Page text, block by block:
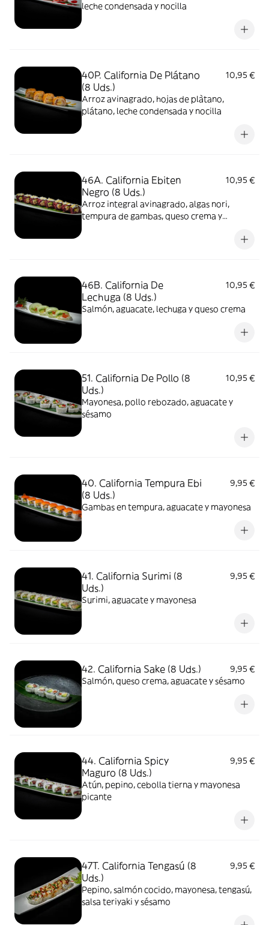
leche condensada y nocilla
40P. California De Plátano
(8 Uds.)
10,95 €
Arroz avinagrado, hojas de plàtano,
plátano, leche condensada y nocilla
46A. California Ebiten
Negro (8 Uds.)
10,95 €
Arroz integral avinagrado, algas nori,
tempura de gambas, queso crema y
46B. California De
Lechuga (8 Uds.)
10,95 €
Salmón, aguacate, lechuga y queso crema
51. California De Pollo (8
Uds.)
10,95 €
Mayonesa, pollo rebozado, aguacate y
sésamo
40. California Tempura Ebi
(8 Uds.)
9,95 €
Gambas en tempura, aguacate y mayonesa
41. California Surimi (8
Uds.)
9,95 €
Surimi, aguacate y mayonesa
42. California Sake (8 Uds.)
9,95 €
Salmón, queso crema, aguacate y sésamo
44. California Spicy
Maguro (8 Uds.)
9,95 €
Atún, pepino, cebolla tierna y mayonesa
picante
47T. California Tengasú (8
Uds.)
9,95 €
Pepino, salmón cocido, mayonesa, tengasú,
salsa teriyaki y sésamo